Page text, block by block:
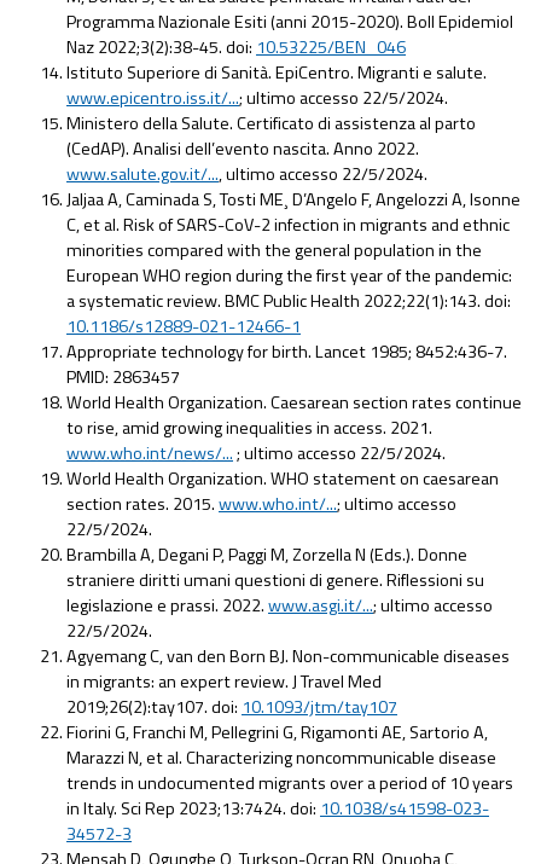
Programma Nazionale Esiti (anni 2015-2020). Boll Epidemiol
Naz 2022;3(2):38-45. doi: 10.53225/BEN_046
Istituto Superiore di Sanità. EpiCentro. Migranti e salute.
www.epicentro.iss.it/...; ultimo accesso 22/5/2024.
Ministero della Salute. Certificato di assistenza al parto
(CedAP). Analisi dell’evento nascita. Anno 2022.
www.salute.gov.it/..., ultimo accesso 22/5/2024.
Jaljaa A, Caminada S, Tosti ME¸ D’Angelo F, Angelozzi A, Isonne
C, et al. Risk of SARS-CoV-2 infection in migrants and ethnic
minorities compared with the general population in the
European WHO region during the first year of the pandemic:
a systematic review. BMC Public Health 2022;22(1):143. doi:
10.1186/s12889-021-12466-1
Appropriate technology for birth. Lancet 1985; 8452:436-7.
PMID: 2863457
World Health Organization. Caesarean section rates continue
to rise, amid growing inequalities in access. 2021.
www.who.int/news/...; ultimo accesso 22/5/2024.
World Health Organization. WHO statement on caesarean
section rates. 2015.www.who.int/...; ultimo accesso
22/5/2024.
Brambilla A, Degani P, Paggi M, Zorzella N (Eds.). Donne
straniere diritti umani questioni di genere. Riflessioni su
legislazione e prassi. 2022.www.asgi.it/...; ultimo accesso
22/5/2024.
Agyemang C, van den Born BJ. Non-communicable diseases
in migrants: an expert review. J Travel Med
2019;26(2):tay107. doi: 10.1093/jtm/tay107
Fiorini G, Franchi M, Pellegrini G, Rigamonti AE, Sartorio A,
Marazzi N, et al. Characterizing noncommunicable disease
trends in undocumented migrants over a period of 10 years
in Italy. Sci Rep 2023;13:7424. doi: 10.1038/s41598-023-
34572-3